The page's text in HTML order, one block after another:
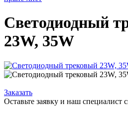
Светодиодный
23W, 35W
Заказать
Оставьте заявку и наш специалист